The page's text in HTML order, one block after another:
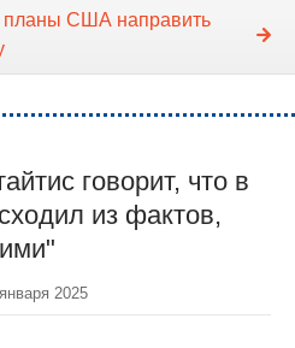
планы США направить
говорит, что в
из фактов,
2025